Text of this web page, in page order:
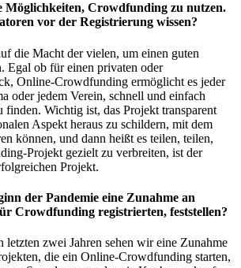
Möglichkeiten, Crowdfunding zu nutzen.
vor der Registrierung wissen?
die Macht der vielen, um einen guten
Egal ob für einen privaten oder
Online-Crowdfunding ermöglicht es jeder
oder jedem Verein, schnell und einfach
finden. Wichtig ist, das Projekt transparent
Aspekt heraus zu schildern, mit dem
können, und dann heißt es teilen, teilen,
Projekt gezielt zu verbreiten, ist der
Projekt.
der Pandemie eine Zunahme an
Crowdfunding registrierten, feststellen?
zwei Jahren sehen wir eine Zunahme
die ein Online-Crowdfunding starten,